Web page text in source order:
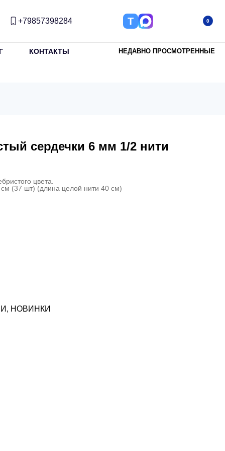
+79857398284 Т 0
КОНТАКТЫ НЕДАВНО ПРОСМОТРЕННЫЕ
сердечки 6 мм 1/2 нити
цвета.
(37 шт) (длина целой нити 40 см)
, НОВИНКИ